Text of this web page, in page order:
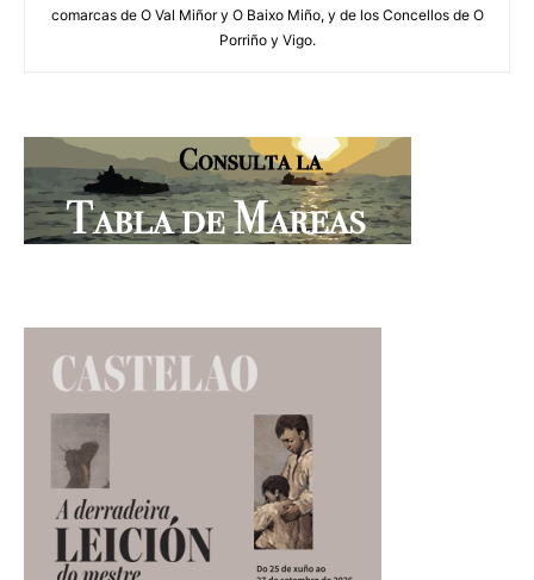
comarcas de O Val Miñor y O Baixo Miño, y de los Concellos de O
Porriño y Vigo.